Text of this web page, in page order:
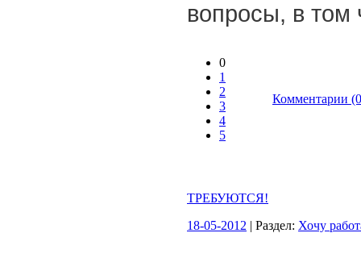
вопросы, в том
0
1
2
3
4
5
Комментарии
ТРЕБУЮТСЯ!
18-05-2012 | Раздел: Хочу